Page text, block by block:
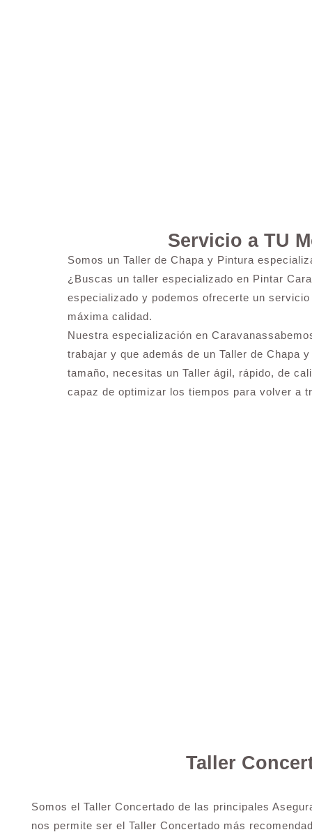
Servicio a TU
Somos un Taller de Chapa y Pintura
¿Buscas un taller especializado en Pintar
especializado y podemos ofrecerte un
máxima calidad.
Nuestra especialización en
trabajar y que además de un Taller de Chapa
tamaño, necesitas un Taller ágil, rápido, de
capaz de optimizar los tiempos para volver a
Taller
Somos el Taller Concertado de las principales
nos permite ser el Taller Concertado más